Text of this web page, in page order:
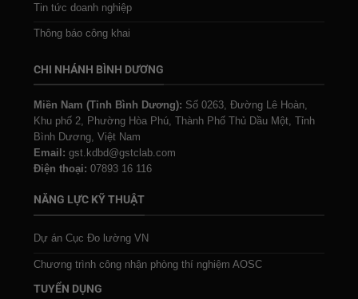
Tin tức doanh nghiệp
Thông báo công khai
CHI NHÁNH BÌNH DƯƠNG
Miền Nam (Tỉnh Bình Dương): Số 0263, Đường Lê Hoàn,
Khu phố 2, Phường Hòa Phú, Thành Phố Thủ Dầu Một, Tỉnh
Bình Dương, Việt Nam
Email: gst.kdbd@gstclab.com
Điện thoại: 07893 16 116
NĂNG LỰC KỸ THUẬT
Dự án Cục Đo lường VN
Chương trình công nhận phòng thí nghiệm AOSC
TUYỂN DỤNG